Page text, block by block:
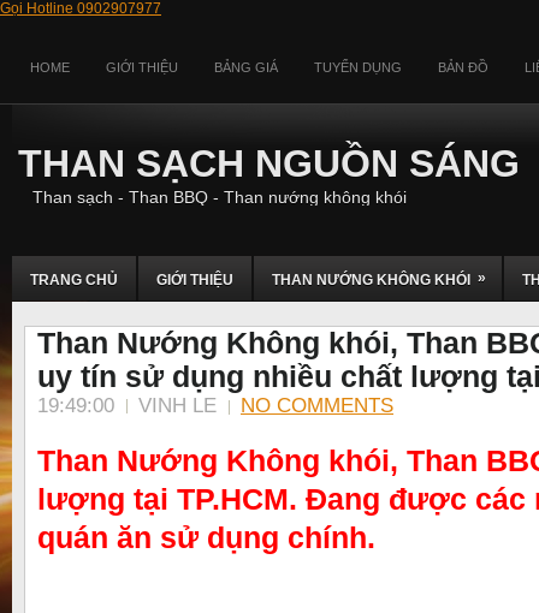
Gọi Hotline 0902907977
HOME GIỚI THIỆU BẢNG GIÁ TUYỂN DỤNG BẢN ĐỒ
THAN SẠCH NGUỒN SÁNG
Than sạch - Than BBQ - Than nướng không khói
TRANG CHỦ GIỚI THIỆU THAN NƯỚNG KHÔNG KHÓI »
Than Nướng Không khói, Than
uy tín sử dụng nhiều chất lượng tại
19:49:00 VINH LE NO COMMENTS
Than Nướng Không khói, Than
lượng tại TP.HCM. Đang được các
quán ăn sử dụng chính.